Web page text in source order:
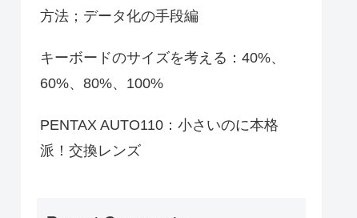
方法；データ化の手段編
キーボードのサイズを考える：40%、
60%、80%、100%
PENTAX AUTO110：小さいのに本格
派！交換レンズ